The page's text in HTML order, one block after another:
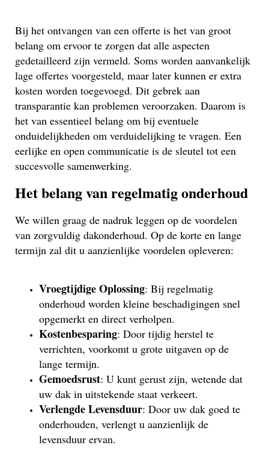
Bij het ontvangen van een offerte is het van groot
belang om ervoor te zorgen dat alle aspecten
gedetailleerd zijn vermeld. Soms worden aanvankelijk
lage offertes voorgesteld, maar later kunnen er extra
kosten worden toegevoegd. Dit gebrek aan
transparantie kan problemen veroorzaken. Daarom is
het van essentieel belang om bij eventuele
onduidelijkheden om verduidelijking te vragen. Een
eerlijke en open communicatie is de sleutel tot een
succesvolle samenwerking.
Het belang van regelmatig onderhoud
We willen graag de nadruk leggen op de voordelen
van zorgvuldig dakonderhoud. Op de korte en lange
termijn zal dit u aanzienlijke voordelen opleveren:
Vroegtijdige Oplossing: Bij regelmatig
onderhoud worden kleine beschadigingen snel
opgemerkt en direct verholpen.
Kostenbesparing: Door tijdig herstel te
verrichten, voorkomt u grote uitgaven op de
lange termijn.
Gemoedsrust: U kunt gerust zijn, wetende dat
uw dak in uitstekende staat verkeert.
Verlengde Levensduur: Door uw dak goed te
onderhouden, verlengt u aanzienlijk de
levensduur ervan.